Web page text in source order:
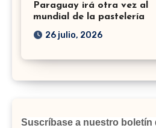
Paraguay irá otra vez al
mundial de la pastelería
26 julio, 2026
Suscríbase a nuestro boletín